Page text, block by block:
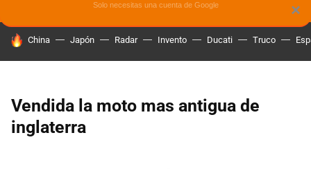
HOY SE HABLA DE
China Japón Radar Invento Ducati Truco
Vendida la moto mas antigua de
inglaterra
×
Solo necesitas una cuenta de Google